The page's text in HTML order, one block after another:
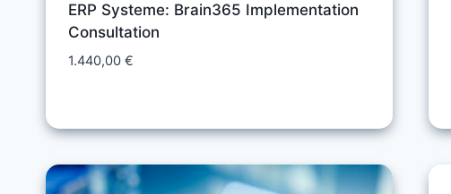
ERP Systeme: Brain365 Implementation
Consultation
1.440,00 €